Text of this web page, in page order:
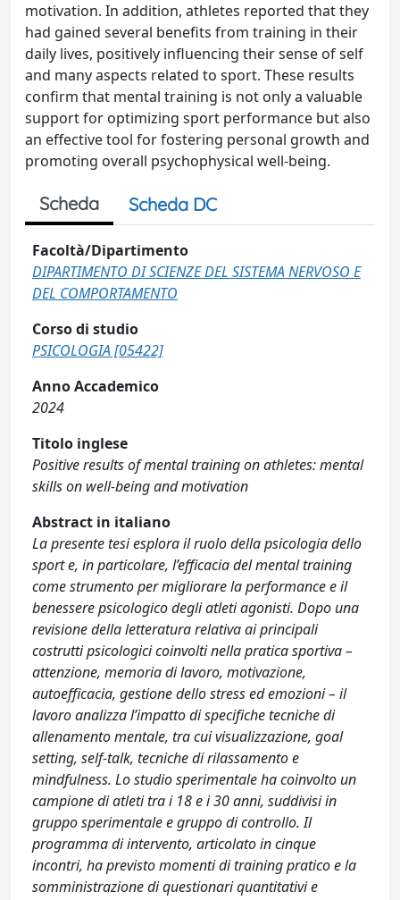
motivation. In addition, athletes reported that they
had gained several benefits from training in their
daily lives, positively influencing their sense of self
and many aspects related to sport. These results
confirm that mental training is not only a valuable
support for optimizing sport performance but also
an effective tool for fostering personal growth and
promoting overall psychophysical well-being.
Scheda Scheda DC
Facoltà/Dipartimento
DIPARTIMENTO DI SCIENZE DEL SISTEMA NERVOSO E
DEL COMPORTAMENTO
Corso di studio
PSICOLOGIA [05422]
Anno Accademico
2024
Titolo inglese
Positive results of mental training on athletes: mental
skills on well-being and motivation
Abstract in italiano
La presente tesi esplora il ruolo della psicologia dello
sport e, in particolare, l’efficacia del mental training
come strumento per migliorare la performance e il
benessere psicologico degli atleti agonisti. Dopo una
revisione della letteratura relativa ai principali
costrutti psicologici coinvolti nella pratica sportiva –
attenzione, memoria di lavoro, motivazione,
autoefficacia, gestione dello stress ed emozioni – il
lavoro analizza l’impatto di specifiche tecniche di
allenamento mentale, tra cui visualizzazione, goal
setting, self-talk, tecniche di rilassamento e
mindfulness. Lo studio sperimentale ha coinvolto un
campione di atleti tra i 18 e i 30 anni, suddivisi in
gruppo sperimentale e gruppo di controllo. Il
programma di intervento, articolato in cinque
incontri, ha previsto momenti di training pratico e la
somministrazione di questionari quantitativi e